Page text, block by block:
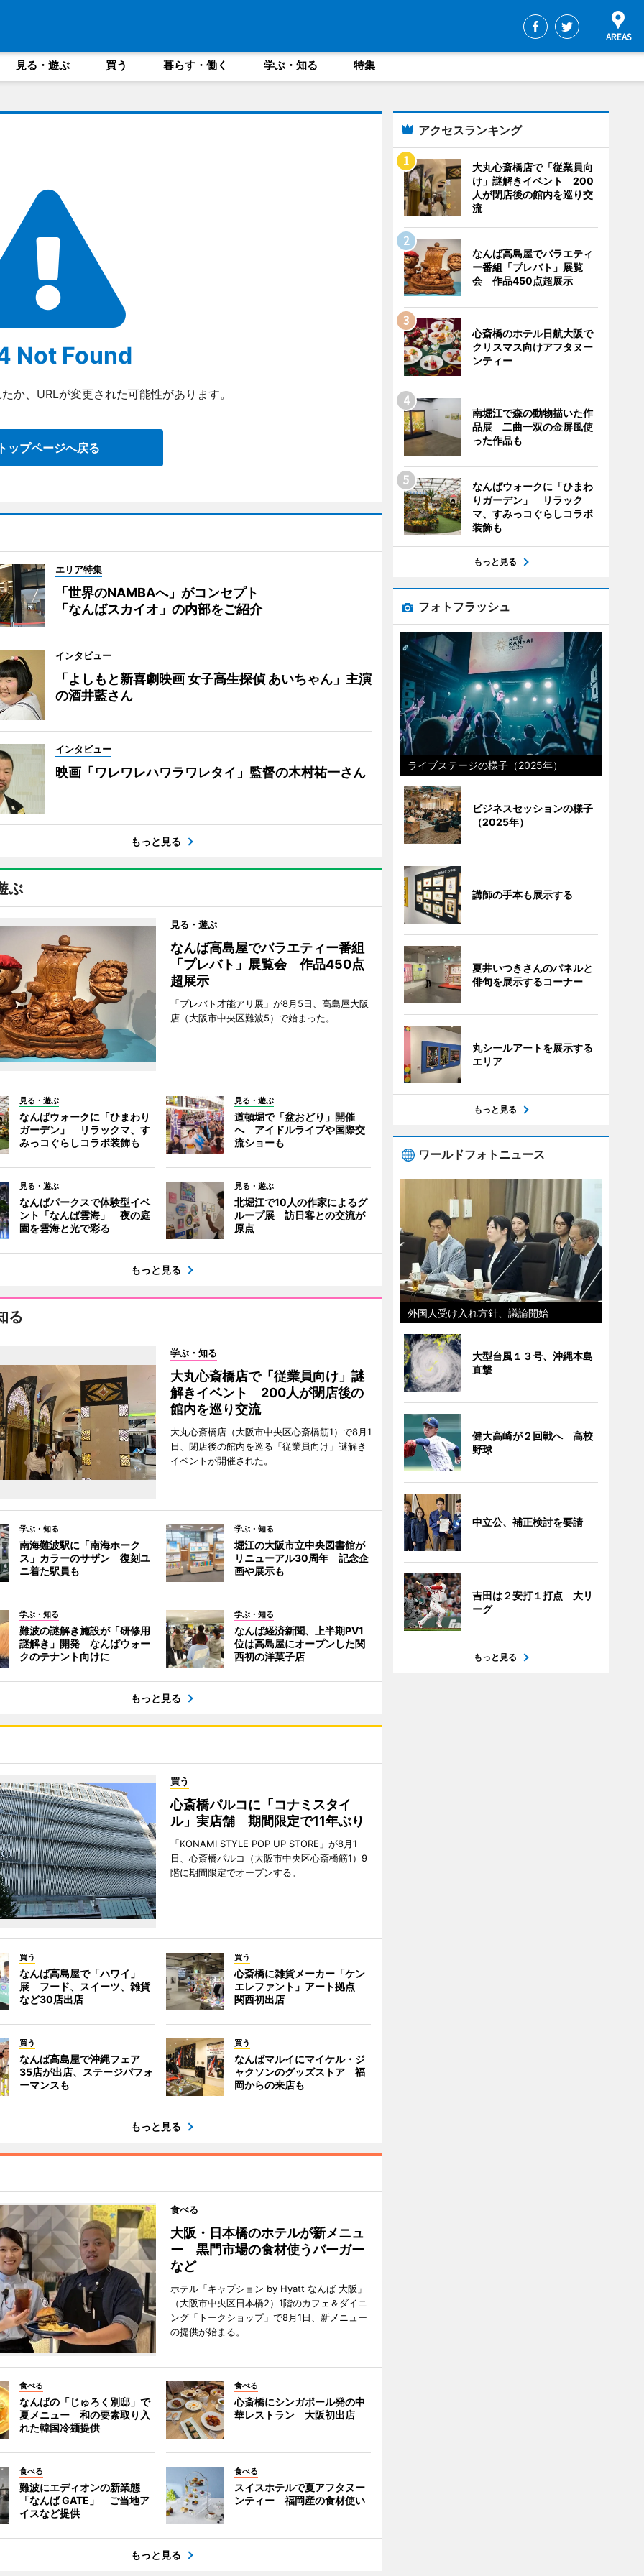
見る・遊ぶ 買う 暮らす・働く 学ぶ・知る 特集
Not Found
か、URLが変更された可能性があります。
ップページへ戻る
エリア特集
「世界のNAMBAへ」がコンセプト
「なんばスカイオ」の内部をご紹介
インタビュー
「よしもと新喜劇映画 女子高生探偵 あいちゃん」主演
の酒井藍さん
インタビュー
映画「ワレワレハワラワレタイ」監督の木村祐一さん
もっと見る
ぶ
見る・遊ぶ
なんば高島屋でバラエティー番組
「プレバト」展覧会 作品450点
超展示
「プレバト才能アリ展」が8月5日、高島屋大阪
店（大阪市中央区難波5）で始まった。
見る・遊ぶ
なんばウォークに「ひまわり
ガーデン」 リラックマ、す
みっコぐらしコラボ装飾も
見る・遊ぶ
道頓堀で「盆おどり」開催
へ アイドルライブや国際交
流ショーも
見る・遊ぶ
なんばパークスで体験型イベ
ント「なんば雲海」 夜の庭
園を雲海と光で彩る
見る・遊ぶ
北堀江で10人の作家によるグ
ループ展 訪日客との交流が
原点
もっと見る
る
学ぶ・知る
大丸心斎橋店で「従業員向け」謎
解きイベント 200人が閉店後の
館内を巡り交流
大丸心斎橋店（大阪市中央区心斎橋筋1）で8月1
日、閉店後の館内を巡る「従業員向け」謎解き
イベントが開催された。
学ぶ・知る
南海難波駅に「南海ホーク
ス」カラーのサザン 復刻ユ
ニ着た駅員も
学ぶ・知る
堀江の大阪市立中央図書館が
リニューアル30周年 記念企
画や展示も
学ぶ・知る
難波の謎解き施設が「研修用
謎解き」開発 なんばウォー
クのテナント向けに
学ぶ・知る
なんば経済新聞、上半期PV1
位は高島屋にオープンした関
西初の洋菓子店
もっと見る
買う
心斎橋パルコに「コナミスタイ
ル」実店舗 期間限定で11年ぶり
「KONAMI STYLE POP UP STORE」が8月1
日、心斎橋パルコ（大阪市中央区心斎橋筋1）9
階に期間限定でオープンする。
買う
なんば高島屋で「ハワイ」
展 フード、スイーツ、雑貨
など30店出店
買う
心斎橋に雑貨メーカー「ケン
エレファント」アート拠点
関西初出店
買う
なんば高島屋で沖縄フェア
35店が出店、ステージパフォ
ーマンスも
買う
なんばマルイにマイケル・ジ
ャクソンのグッズストア 福
岡からの来店も
もっと見る
食べる
大阪・日本橋のホテルが新メニュ
ー 黒門市場の食材使うバーガー
など
ホテル「キャプション by Hyatt なんば 大阪」
（大阪市中央区日本橋2）1階のカフェ＆ダイニ
ング「トークショップ」で8月1日、新メニュー
の提供が始まる。
食べる
なんばの「じゅろく別邸」で
夏メニュー 和の要素取り入
れた韓国冷麺提供
食べる
心斎橋にシンガポール発の中
華レストラン 大阪初出店
食べる
難波にエディオンの新業態
「なんば GATE」 ご当地ア
イスなど提供
食べる
スイスホテルで夏アフタヌー
ンティー 福岡産の食材使い
もっと見る
アクセスランキング
大丸心斎橋店で「従業員向
け」謎解きイベント 200
人が閉店後の館内を巡り交
流
なんば高島屋でバラエティ
ー番組「プレバト」展覧
会 作品450点超展示
心斎橋のホテル日航大阪で
クリスマス向けアフタヌー
ンティー
南堀江で森の動物描いた作
品展 二曲一双の金屏風使
った作品も
なんばウォークに「ひまわ
りガーデン」 リラック
マ、すみっコぐらしコラボ
装飾も
もっと見る
フォトフラッシュ
ライブステージの様子（2025年）
ビジネスセッションの様子
（2025年）
講師の手本も展示する
夏井いつきさんのパネルと
俳句を展示するコーナー
丸シールアートを展示する
エリア
もっと見る
ワールドフォトニュース
外国人受け入れ方針、議論開始
大型台風１３号、沖縄本島
直撃
健大高崎が２回戦へ 高校
野球
中立公、補正検討を要請
吉田は２安打１打点 大リ
ーグ
もっと見る